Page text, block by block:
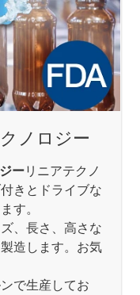
ノロジー
ーリニアテクノ
きとドライブな
す。
、長さ、高さな
造します。お気
で生産してお